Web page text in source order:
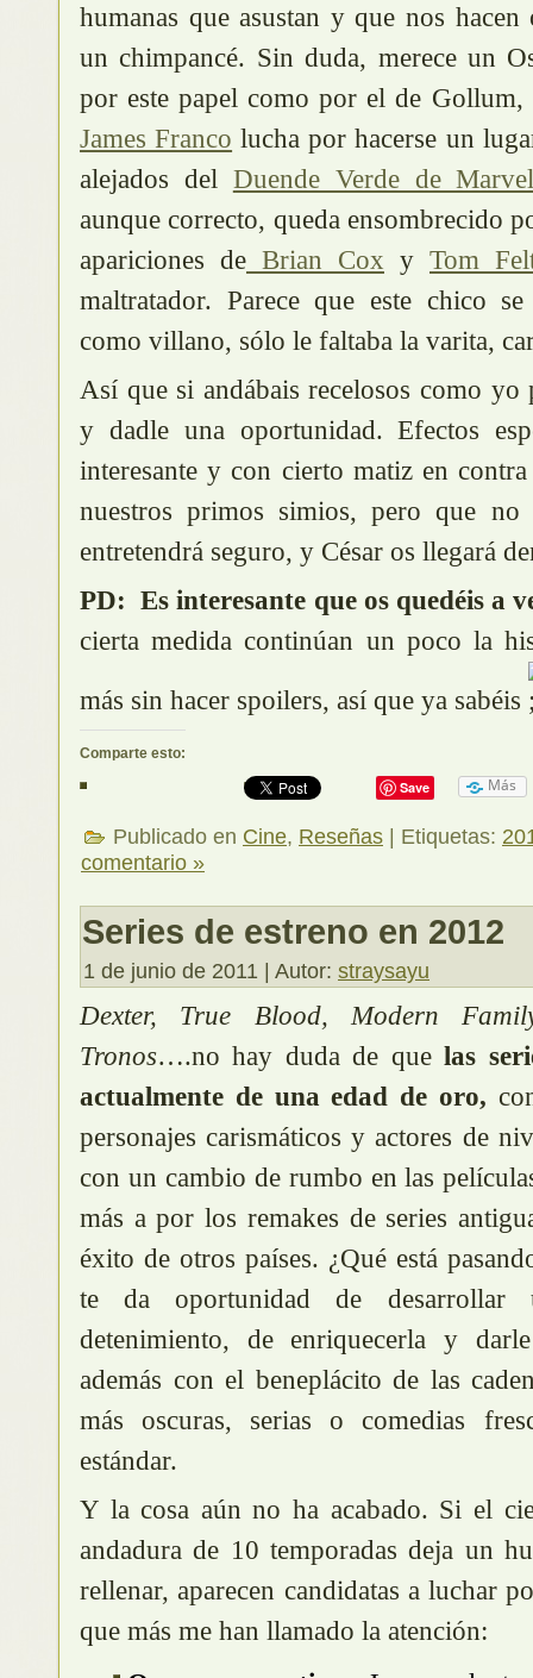
humanas que asustan y que nos
un chimpancé. Sin duda, merece un
por este papel como por el de Gollum,
James Franco lucha por hacerse un
alejados del Duende Verde de
aunque correcto, queda ensombrecido
apariciones de Brian Cox y Tom
maltratador. Parece que este chico
como villano, sólo le faltaba la varita,
Así que si andábais recelosos como yo
y dadle una oportunidad. Efectos
interesante y con cierto matiz en
nuestros primos simios, pero que
entretendrá seguro, y César os llegará
PD: Es interesante que os quedéis a
cierta medida continúan un poco la
más sin hacer spoilers, así que ya sabéis
Comparte esto:
Save Más
Publicado en Cine, Reseñas | Etiquetas:
comentario »
Series de estreno en 2012
1 de junio de 2011 | Autor: straysayu
Dexter, True Blood, Modern
Tronos….no hay duda de quelas
actualmente de una edad de oro,
personajes carismáticos y actores de
con un cambio de rumbo en las
más a por los remakes de series
éxito de otros países. ¿Qué está
te da oportunidad de desarrollar
detenimiento, de enriquecerla y
además con el beneplácito de las
más oscuras, serias o comedias
estándar.
Y la cosa aún no ha acabado. Si el
andadura de 10 temporadas deja un
rellenar, aparecen candidatas a luchar
que más me han llamado la atención: